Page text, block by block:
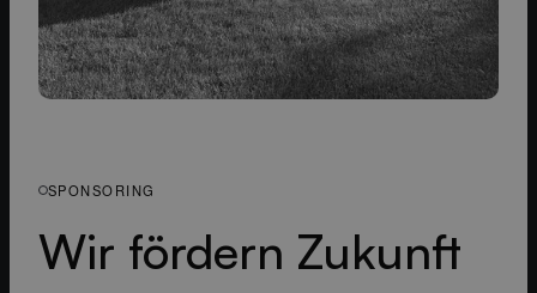
SPONSORING
Wir fördern Zukunft